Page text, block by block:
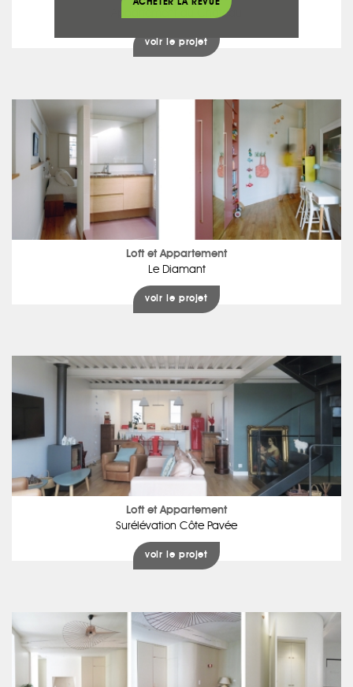
Appartement au Château
voir le projet
Loft et Appartement
Le Diamant
voir le projet
Loft et Appartement
Surélévation Côte Pavée
voir le projet
ACHETER LA REVUE